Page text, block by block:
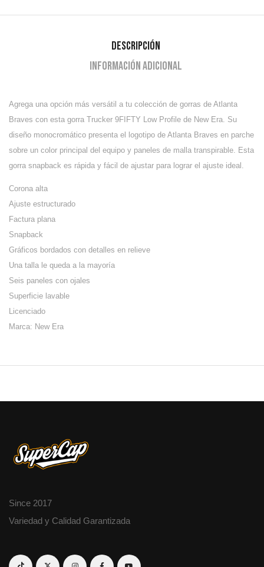
Descripción
Información adicional
Agrega una opción más versátil a tu colección de gorras de Atlanta
Braves con esta gorra Trucker 9FIFTY Low Profile de New Era. Su
diseño monocromático presenta el logotipo de Atlanta Braves en parche
sobre un color principal del equipo y paneles de malla transpirable. Esta
gorra snapback es rápida y fácil de ajustar para lograr el ajuste ideal.
Corona alta
Ajuste estructurado
Factura plana
Snapback
Gráficos bordados con detalles en relieve
Una talla le queda a la mayoría
Seis paneles con ojales
Superficie lavable
Licenciado
Marca: New Era
Since 2017
Variedad y Calidad Garantizada